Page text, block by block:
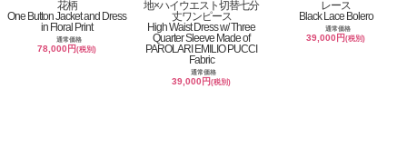
花柄
One Button Jacket and Dress
in Floral Print
通常価格
78,000円(税別)
地×ハイウエスト切替七分
丈ワンピース
High Waist Dress w/ Three
Quarter Sleeve Made of
PAROLARI EMILIO PUCCI
Fabric
通常価格
39,000円(税別)
レース
Black Lace Bolero
通常価格
39,000円(税別)